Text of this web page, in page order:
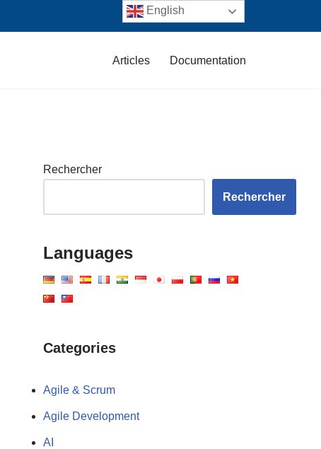
Articles Documentation
Rechercher
Rechercher
Languages
Categories
Agile & Scrum
Agile Development
AI
English